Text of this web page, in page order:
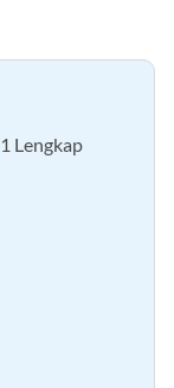
Lengkap